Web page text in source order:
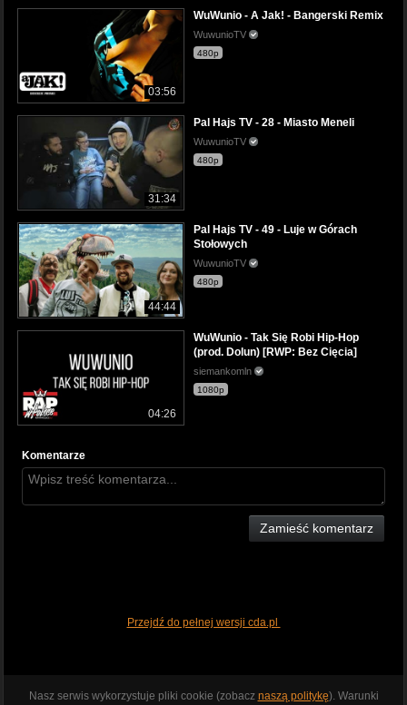
03:56
WuWunio - A Jak! - Bangerski Remix
WuwunioTV
480p
31:34
Pal Hajs TV - 28 - Miasto Meneli
WuwunioTV
480p
44:44
Pal Hajs TV - 49 - Luje w Górach
Stołowych
WuwunioTV
480p
04:26
WuWunio - Tak Się Robi Hip-Hop
(prod. Dolun) [RWP: Bez Cięcia]
siemankomln
1080p
Komentarze
Zamieść komentarz
Przejdź do pełnej wersji cda.pl
Nasz serwis wykorzystuje pliki cookie (zobacz naszą politykę). Warunki